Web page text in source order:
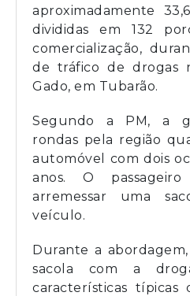
aproximadamente
divididas em 132
comercialização,
de tráfico de drogas
Gado, em Tubarão.
Segundo a PM, a
rondas pela região
automóvel com dois
anos. O
arremessar uma
veículo.
Durante a
sacola com a
características típicas